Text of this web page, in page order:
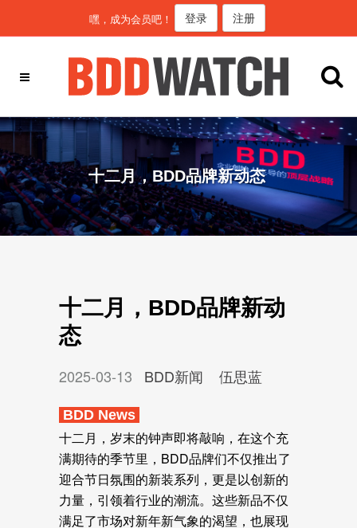
嘿，成为会员吧！ 登录 注册
十二月，BDD品牌新动态
十二月，BDD品牌新动
态
2025-03-13 BDD新闻 伍思蓝
BDD News
十二月，岁末的钟声即将敲响，在这个充
满期待的季节里，BDD品牌们不仅推出了
迎合节日氛围的新装系列，更是以创新的
力量，引领着行业的潮流。这些新品不仅
满足了市场对新年新气象的渴望，也展现